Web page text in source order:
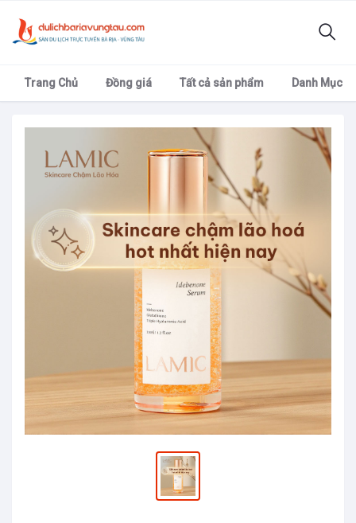
Trang Chủ Đồng giá Tất cả sản phẩm Danh Mục